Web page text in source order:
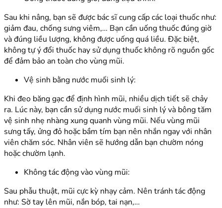
Sau khi nâng, bạn sẽ được bác sĩ cung cấp các loại thuốc như:
giảm đau, chống sưng viêm,… Bạn cần uống thuốc đúng giờ
và đúng liều lượng, không được uống quá liều. Đặc biệt,
không tự ý đổi thuốc hay sử dụng thuốc không rõ nguồn gốc
để đảm bảo an toàn cho vùng mũi.
Vệ sinh bằng nước muối sinh lý:
Khi đeo băng gạc để định hình mũi, nhiều dịch tiết sẽ chảy
ra. Lúc này, bạn cần sử dụng nước muối sinh lý và bông tăm
vệ sinh nhẹ nhàng xung quanh vùng mũi. Nếu vùng mũi
sưng tấy, ửng đỏ hoặc bầm tím bạn nên nhắn ngay với nhân
viên chăm sóc. Nhân viên sẽ hướng dẫn bạn chườm nóng
hoặc chườm lạnh.
Không tác động vào vùng mũi:
Sau phẫu thuật, mũi cực kỳ nhạy cảm. Nên tránh tác động
như: Sờ tay lên mũi, nắn bóp, tai nạn,…